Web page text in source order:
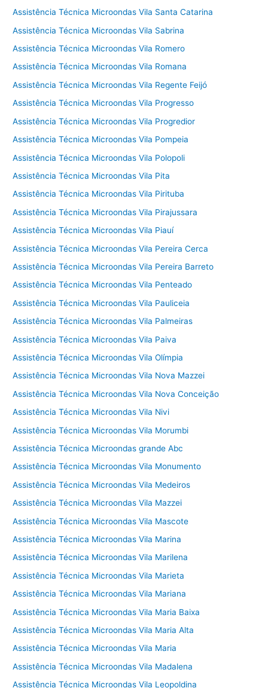
Assistência Técnica Microondas Vila Santa Catarina
Assistência Técnica Microondas Vila Sabrina
Assistência Técnica Microondas Vila Romero
Assistência Técnica Microondas Vila Romana
Assistência Técnica Microondas Vila Regente Feijó
Assistência Técnica Microondas Vila Progresso
Assistência Técnica Microondas Vila Progredior
Assistência Técnica Microondas Vila Pompeia
Assistência Técnica Microondas Vila Polopoli
Assistência Técnica Microondas Vila Pita
Assistência Técnica Microondas Vila Pirituba
Assistência Técnica Microondas Vila Pirajussara
Assistência Técnica Microondas Vila Piauí
Assistência Técnica Microondas Vila Pereira Cerca
Assistência Técnica Microondas Vila Pereira Barreto
Assistência Técnica Microondas Vila Penteado
Assistência Técnica Microondas Vila Pauliceia
Assistência Técnica Microondas Vila Palmeiras
Assistência Técnica Microondas Vila Paiva
Assistência Técnica Microondas Vila Olímpia
Assistência Técnica Microondas Vila Nova Mazzei
Assistência Técnica Microondas Vila Nova Conceição
Assistência Técnica Microondas Vila Nivi
Assistência Técnica Microondas Vila Morumbi
Assistência Técnica Microondas grande Abc
Assistência Técnica Microondas Vila Monumento
Assistência Técnica Microondas Vila Medeiros
Assistência Técnica Microondas Vila Mazzei
Assistência Técnica Microondas Vila Mascote
Assistência Técnica Microondas Vila Marina
Assistência Técnica Microondas Vila Marilena
Assistência Técnica Microondas Vila Marieta
Assistência Técnica Microondas Vila Mariana
Assistência Técnica Microondas Vila Maria Baixa
Assistência Técnica Microondas Vila Maria Alta
Assistência Técnica Microondas Vila Maria
Assistência Técnica Microondas Vila Madalena
Assistência Técnica Microondas Vila Leopoldina